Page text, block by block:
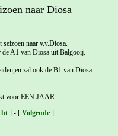
naar Diosa
seizoen naar v.v.Diosa.
A1 van Diosa uit Balgooij.
zal ook de B1 van Diosa
voor EEN JAAR
] - [ Volgende]